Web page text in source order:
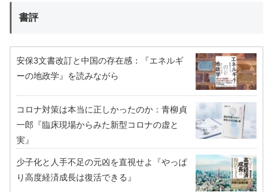
書評
安保3文書改訂と中国の存在感：『エネルギ
ーの地政学』を読みながら
コロナ対策は本当に正しかったのか：青柳貞
一郎『臨床現場からみた新型コロナの虚と
実』
少子化と人手不足の元凶を直視せよ『やっぱ
り高度経済成長は復活できる』